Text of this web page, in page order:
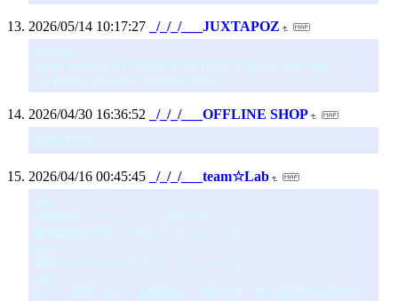
2026/05/14 10:17:27 _/_/_/___JUXTAPOZ
Painting
Kohei Yamada: MY SCREEN TESTS @ Gr Gallery, New York
GR gallery is pleased to present My Sc
2026/04/30 16:36:52 _/_/_/___OFFLINE SHOP
投稿 [Atom]
2026/04/16 00:45:45 _/_/_/___team☆Lab
app
大同生命 「どうだい？」公式アプリ
慶應義塾公式ウェブサイト リニューアル
app
阪神タイガース公式アプリ リニューアル
web
モード学園、HAL、首都医校・大阪医専・名古屋医専公式サイト